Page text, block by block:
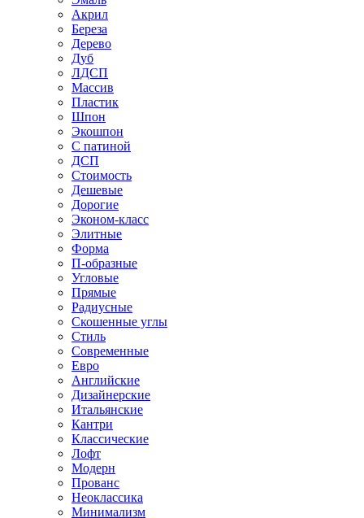
Акрил
Береза
Дерево
Дуб
ЛДСП
Массив
Пластик
Шпон
Экошпон
С патиной
ДСП
Стоимость
Дешевые
Дорогие
Эконом-класс
Элитные
Форма
П-образные
Угловые
Прямые
Радиусные
Скошенные углы
Стиль
Современные
Евро
Английские
Дизайнерские
Итальянские
Кантри
Классические
Лофт
Модерн
Прованс
Неоклассика
Минимализм